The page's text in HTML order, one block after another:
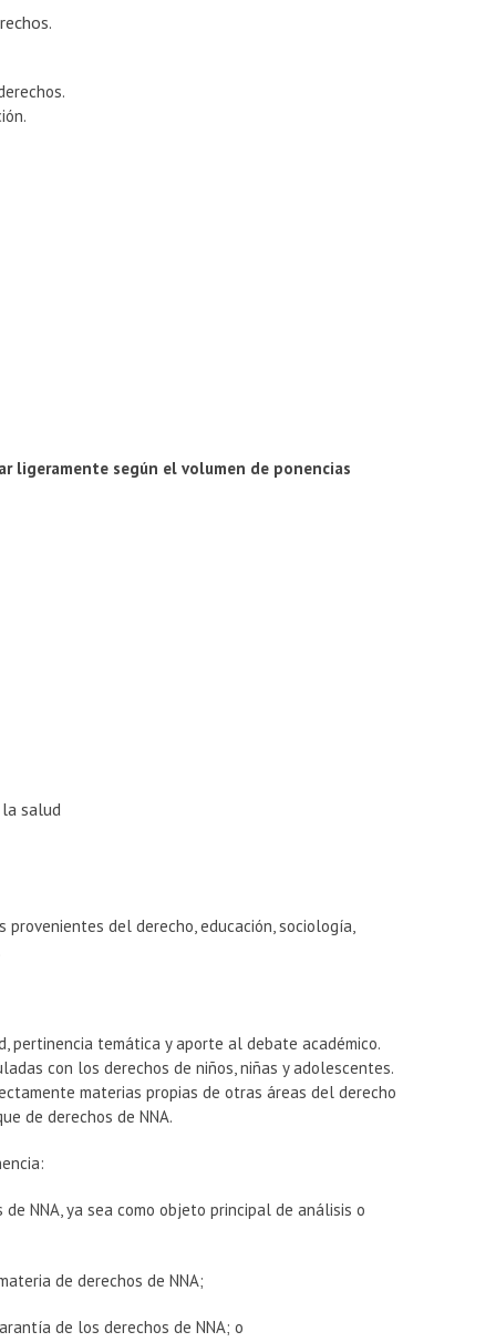
ligeramente según el volumen de ponencias
salud
provenientes del derecho, educación, sociología,
pertinencia temática y aporte al debate académico.
con los derechos de niños, niñas y adolescentes.
materias propias de otras áreas del derecho
de derechos de NNA.
NNA, ya sea como objeto principal de análisis o
de derechos de NNA;
de los derechos de NNA; o